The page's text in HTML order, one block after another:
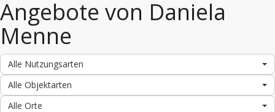
Angebote von Daniela
Menne
Alle Nutzungsarten
Alle Objektarten
Alle Orte